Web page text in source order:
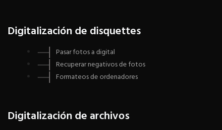
Digitalización de disquettes
Pasar fotos a digital
Recuperar negativos de fotos
Formateos de ordenadores
Digitalización de archivos